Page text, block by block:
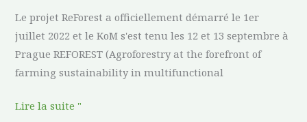
Le projet ReForest a officiellement démarré le 1er
juillet 2022 et le KoM s'est tenu les 12 et 13 septembre à
Prague REFOREST (Agroforestry at the forefront of
farming sustainability in multifunctional
la
biodiversité
Lire la suite "